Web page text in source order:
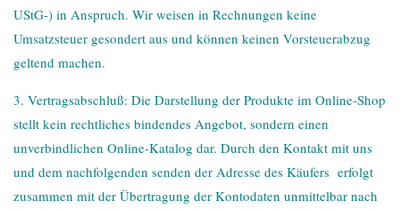
UStG-) in Anspruch. Wir weisen in Rechnungen keine
Umsatzsteuer gesondert aus und können keinen Vorsteuerabzug
geltend machen.
3. Vertragsabschluß: Die Darstellung der Produkte im Online-Shop
stellt kein rechtliches bindendes Angebot, sondern einen
unverbindlichen Online-Katalog dar. Durch den Kontakt mit uns
und dem nachfolgenden senden der Adresse des Käufers erfolgt
zusammen mit der Übertragung der Kontodaten unmittelbar nach